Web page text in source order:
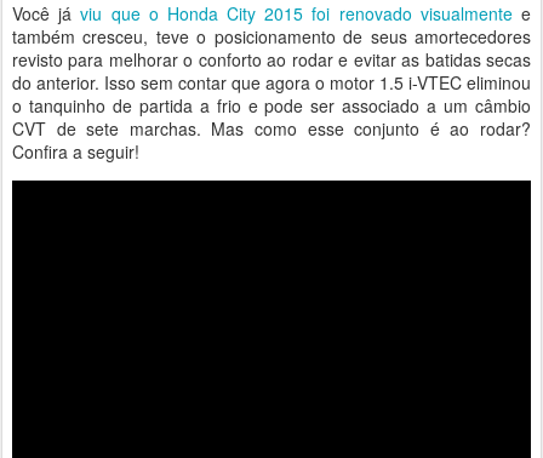
Você jáviu que o Honda City 2015 foi renovado visualmentee
também cresceu, teve o posicionamento de seus amortecedores
revisto para melhorar o conforto ao rodar e evitar as batidas secas
do anterior. Isso sem contar que agora o motor 1.5 i-VTEC eliminou
o tanquinho de partida a frio e pode ser associado a um câmbio
CVT de sete marchas. Mas como esse conjunto é ao rodar?
Confira a seguir!